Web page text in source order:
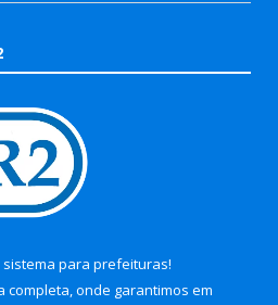
sistema para prefeituras!
completa, onde garantimos em